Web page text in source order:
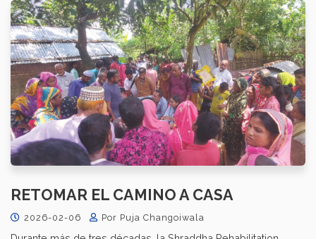
RETOMAR EL CAMINO A CASA
2026-02-06 Por Puja Changoiwala